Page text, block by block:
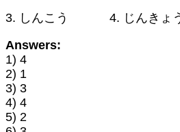
3. しんこう 4. じんきょ
Answers:
1) 4
2) 1
3) 3
4) 4
5) 2